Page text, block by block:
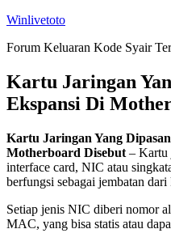
Skip
content
Winlivetoto
Forum Keluaran Kode Syair
Kartu Jaringan
Ekspansi Di
Kartu Jaringan Yang
Motherboard Disebut – Kartu
interface card, NIC atau
berfungsi sebagai jembatan
Setiap jenis NIC diberi nomor
MAC, yang bisa statis atau